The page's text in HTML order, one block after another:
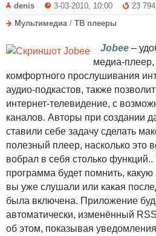
denis 3-03-2010, 10:00
23 794
Мультимедиа / ТВ плееры
Jobee –
медиа-
комфортного прослушивания
аудио-подкастов, также
интернет-телевидение, с
каналов. Авторы при создании
ставили себе задачу сделать
полезный плеер, насколько это
вобрал в себя столько
программа будет помнить, какую
вы уже слушали или какая
была включена. Приложение
автоматически, изменённый
об этом, показывая